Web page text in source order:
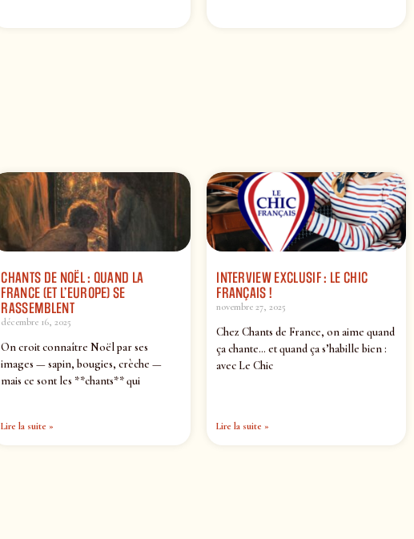
CHANTS DE NOËL : QUAND LA
FRANCE (ET L’EUROPE) SE
RASSEMBLENT
décembre 16, 2025
On croit connaître Noël par ses
images — sapin, bougies, crèche —
mais ce sont les **chants** qui
Lire la suite »
INTERVIEW EXCLUSIF : LE CHIC
FRANÇAIS !
novembre 27, 2025
Chez Chants de France, on aime quand
ça chante… et quand ça s’habille bien :
avec Le Chic
Lire la suite »